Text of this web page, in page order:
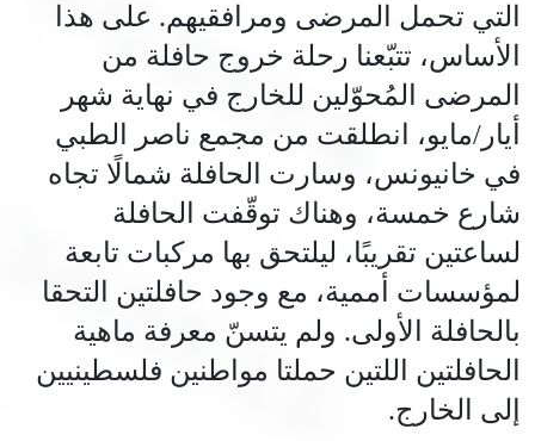
التي تحمل المرضى ومرافقيهم. على هذا
الأساس، تتبّعنا رحلة خروج حافلة من
المرضى المُحوّلين للخارج في نهاية شهر
أيار/مايو، انطلقت من مجمع ناصر الطبي
في خانيونس، وسارت الحافلة شمالًا تجاه
شارع خمسة، وهناك توقّفت الحافلة
لساعتين تقريبًا، ليلتحق بها مركبات تابعة
لمؤسسات أممية، مع وجود حافلتين التحقا
بالحافلة الأولى. ولم يتسنّ معرفة ماهية
الحافلتين اللتين حملتا مواطنين فلسطينيين
إلى الخارج.